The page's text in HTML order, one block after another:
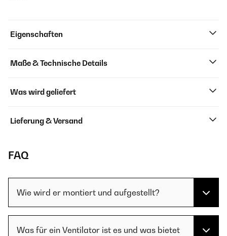
Eigenschaften
Maße & Technische Details
Was wird geliefert
Lieferung & Versand
FAQ
Wie wird er montiert und aufgestellt?
Was für ein Ventilator ist es und was bietet